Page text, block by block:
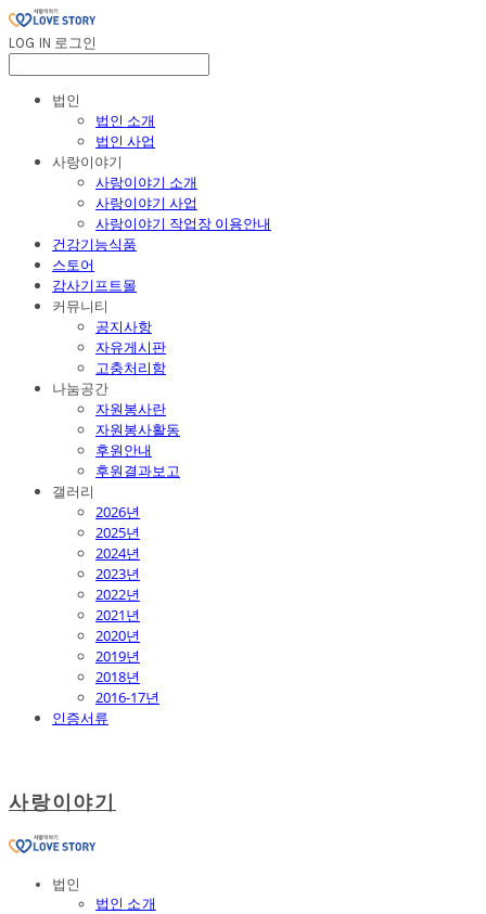
LOG IN 로그인
법인
법인 소개
법인 사업
사랑이야기
사랑이야기 소개
사랑이야기 사업
사랑이야기 작업장 이용안내
건강기능식품
스토어
감사기프트몰
커뮤니티
공지사항
자유게시판
고충처리함
나눔공간
자원봉사란
자원봉사활동
후원안내
후원결과보고
갤러리
2026년
2025년
2024년
2023년
2022년
2021년
2020년
2019년
2018년
2016-17년
인증서류
사랑이야기
법인
법인 소개